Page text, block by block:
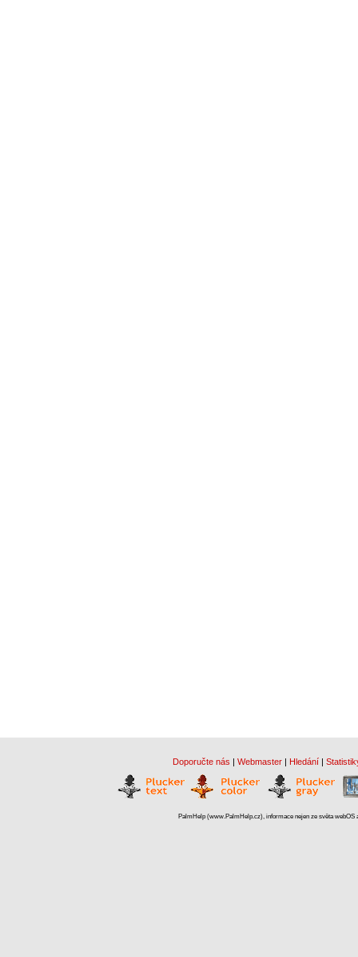
Doporučte nás | Webmaster | Hledání |
PalmHelp (www.PalmHelp.cz), informace nejen ze světa